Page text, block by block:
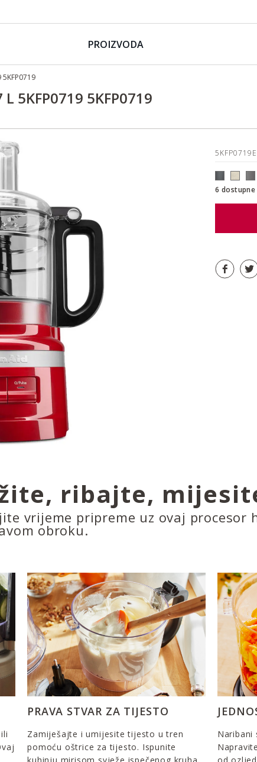
PROIZVODA
5KFP0719
5KFP0719 5KFP0719
6
ribajte,
vrijeme pripreme uz ovaj procesor
obroku.
PRAVA STVAR ZA TIJESTO
Zamiješajte i umijesite tijesto u tren
pomoću oštrice za tijesto. Ispunite
Naribani